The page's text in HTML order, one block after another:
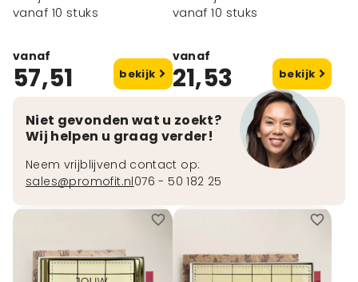
vanaf 10 stuks
vanaf
57,51 bekijk
vanaf 10 stuks
vanaf
21,53 bekijk
Niet gevonden wat u zoekt?
Wij helpen u graag verder!
Neem vrijblijvend contact op:
sales@promofit.nl076 - 50 182 25